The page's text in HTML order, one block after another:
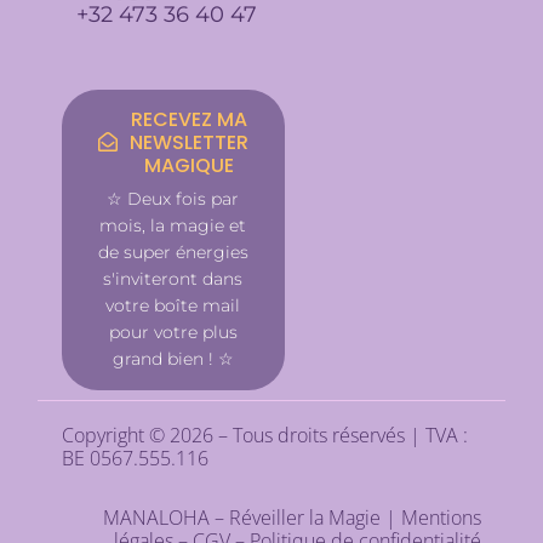
+32 473 36 40 47
RECEVEZ MA
NEWSLETTER
MAGIQUE
☆ Deux fois par
mois, la magie et
de super énergies
s'inviteront dans
votre boîte mail
pour votre plus
grand bien ! ☆
Copyright © 2026 – Tous droits réservés | TVA :
BE 0567.555.116
MANALOHA – Réveiller la Magie | Mentions